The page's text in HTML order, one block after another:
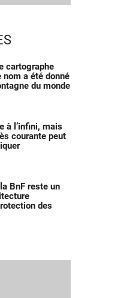
cartographe
a été donné
du monde
à l’infini, mais
courante peut
BnF reste un
des